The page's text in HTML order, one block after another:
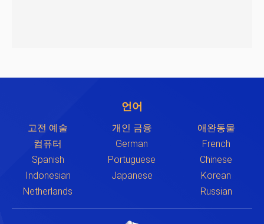
언어
고전 예술 개인 금융
애완동물
컴퓨터
German
French
Spanish
Portuguese
Chinese
Indonesian
Japanese
Korean
Netherlands
Russian